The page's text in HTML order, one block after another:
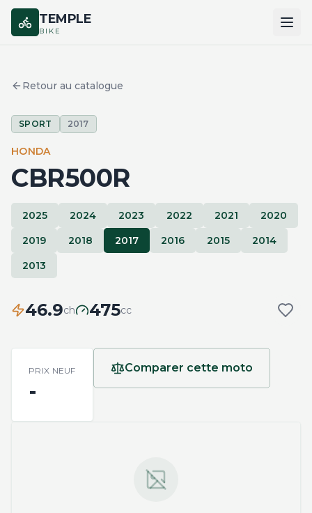
TEMPLE
BIKE
MARQUES
COMPARER
Retour au catalogue
SPORT 2017
HONDA
CBR500R
2025 2024 2023 2022 2021
2020
2019
2018 2017 2016 2015
2014
2013
46.9ch 475cc
PRIX NEUF
-
Comparer cette moto